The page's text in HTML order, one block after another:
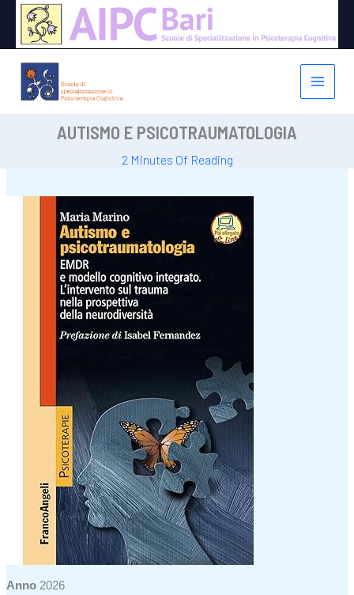
contenuto
AUTISMO E PSICOTRAUMATOLOGIA
2 Minutes Of Reading
Anno 2026